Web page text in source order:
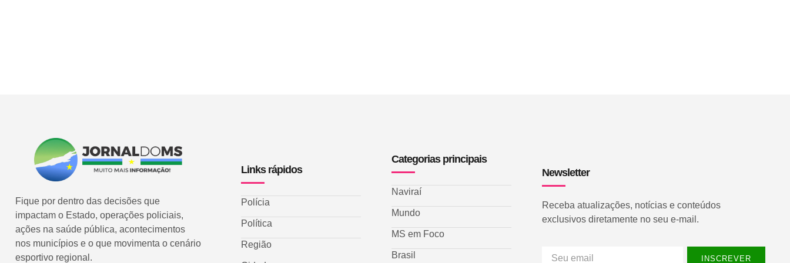
Fique por dentro das decisões que
impactam o Estado, operações policiais,
ações na saúde pública, acontecimentos
nos municípios e o que movimenta o cenário
esportivo regional.
Links rápidos
Polícia
Política
Região
Categorias principais
Naviraí
Mundo
MS em Foco
Brasil
Newsletter
Receba atualizações, notícias e conteúdos
exclusivos diretamente no seu e-mail.
INSCREVER